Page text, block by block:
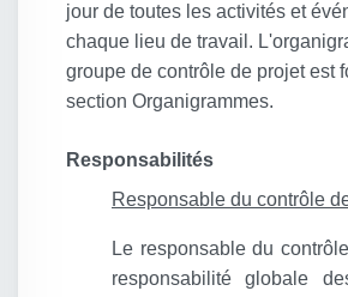
jour de toutes les activités et
chaque lieu de travail.
groupe de contrôle de projet est
section Organigrammes.
Responsabilités
Responsable du contrôle
Le responsable du
responsabilité globale